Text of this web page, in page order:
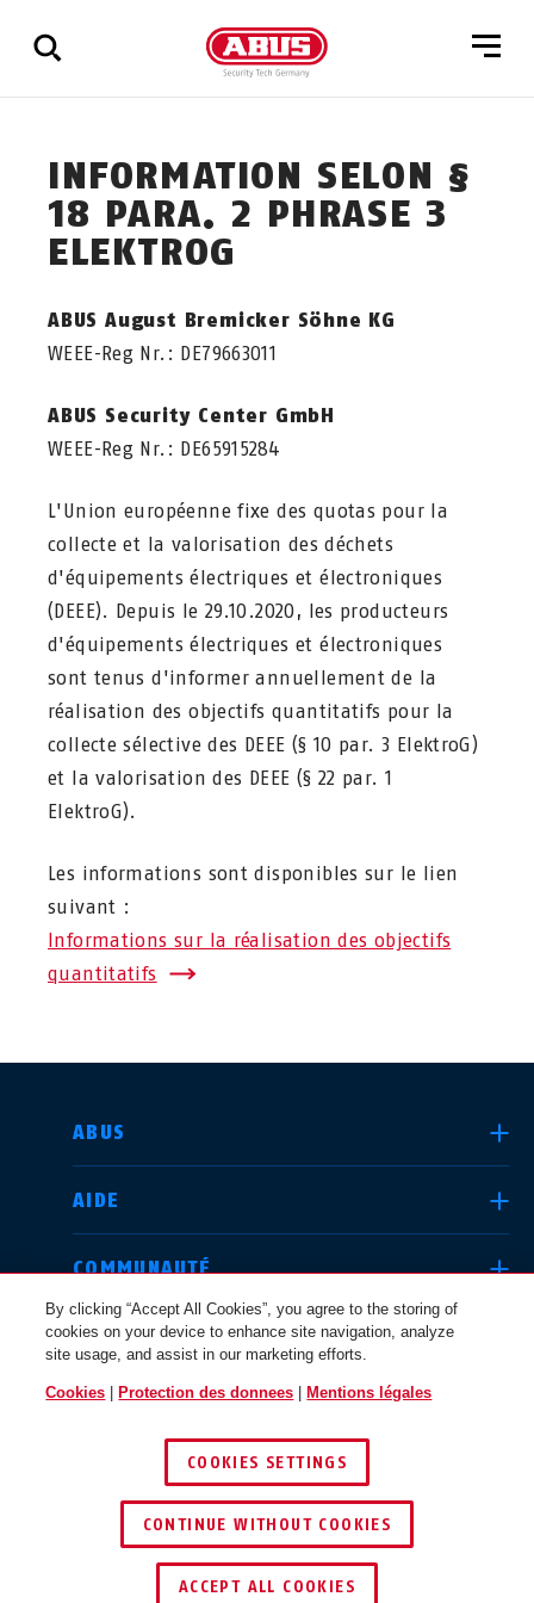
de
tous
les
résultats
INFORMATION SELON §
18 PARA. 2 PHRASE 3
ELEKTROG
ABUS August Bremicker Söhne KG
WEEE-Reg Nr.: DE79663011
ABUS Security Center GmbH
WEEE-Reg Nr.: DE65915284
L'Union européenne fixe des quotas pour la
collecte et la valorisation des déchets
d'équipements électriques et électroniques
(DEEE). Depuis le 29.10.2020, les producteurs
d'équipements électriques et électroniques
sont tenus d'informer annuellement de la
réalisation des objectifs quantitatifs pour la
collecte sélective des DEEE (§ 10 par. 3 ElektroG)
et la valorisation des DEEE (§ 22 par. 1
ElektroG).
Les informations sont disponibles sur le lien
suivant :
Informations sur la réalisation des objectifs
quantitatifs
ABUS
AIDE
COMMUNAUTÉ
QUESTIONS JURIDIQUES
© 2026 ABUS
CHOISIR UN PAYS
Deutschland
Canada
Österreich
By clicking “Accept All Cookies”, you agree to the storing of
cookies on your device to enhance site navigation, analyze
site usage, and assist in our marketing efforts.
Cookies Protection des donnees Mentions légales
COOKIES SETTINGS
CONTINUE WITHOUT COOKIES
ACCEPT ALL COOKIES